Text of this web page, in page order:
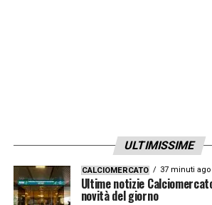
ULTIMISSIME
CALCIOMERCATO 37 minuti ago
Ultime notizie
novità del giorno